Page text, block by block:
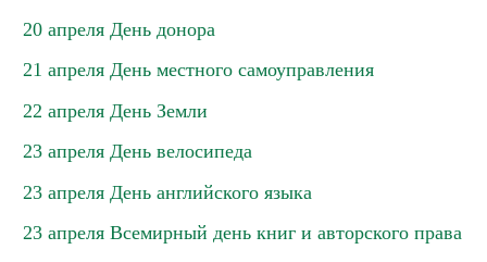
20 апреля День донора
21 апреля День местного самоуправления
22 апреля День Земли
23 апреля День велосипеда
23 апреля День английского языка
23 апреля Всемирный день книг и авторского права